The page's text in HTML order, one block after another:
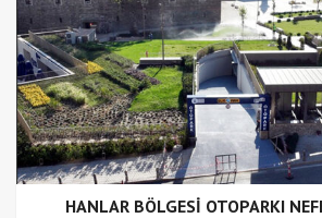
HANLAR BÖLGESİ OTOPARKI